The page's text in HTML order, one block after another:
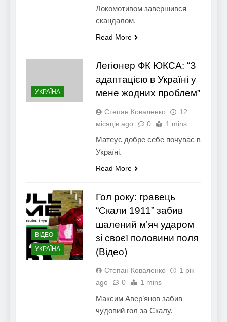
Локомотивом завершився
скандалом.
Read More
УКРАЇНА
Легіонер ФК ЮКСА: “З
адаптацією в Україні у
мене жодних проблем”
Степан Коваленко
12
місяців ago
0 1 mins
Матеус добре себе почуває в
Україні.
Read More
ВІДЕО
УКРАЇНА
Гол року: гравець
“Скали 1911” забив
шалений мʼяч ударом
зі своєї половини поля
(Відео)
Степан Коваленко
1 рік
ago
0 1 mins
Максим Авер’янов забив
чудовий гол за Скалу.